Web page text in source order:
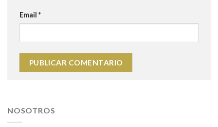
Email *
NOSOTROS